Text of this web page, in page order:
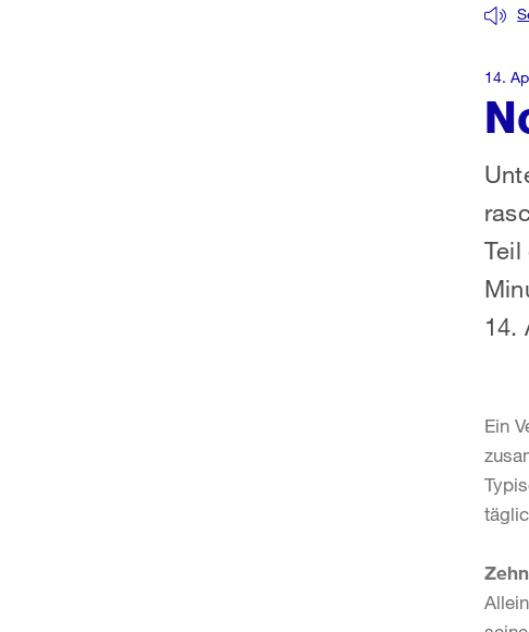
14.
14.
Ein